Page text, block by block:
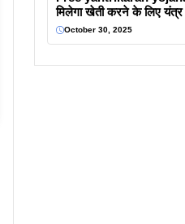
मिलेगा खेती करने के लिए यंत्र
October 30, 2025